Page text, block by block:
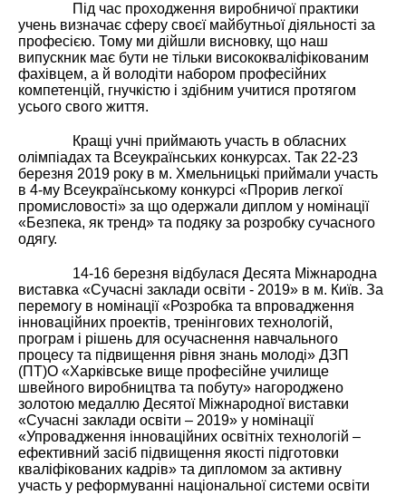
Під час проходження виробничої практики
учень визначає сферу своєї майбутньої діяльності за
професією. Тому ми дійшли висновку, що наш
випускник має бути не тільки висококваліфікованим
фахівцем, а й володіти набором професійних
компетенцій, гнучкістю і здібним учитися протягом
усього свого життя.
Кращі учні приймають участь в обласних
олімпіадах та Всеукраїнських конкурсах. Так 22-23
березня 2019 року в м. Хмельницькі приймали участь
в 4-му Всеукраїнському конкурсі «Прорив легкої
промисловості» за що одержали диплом у номінації
«Безпека, як тренд» та подяку за розробку сучасного
одягу.
14-16 березня відбулася Десята Міжнародна
виставка «Сучасні заклади освіти - 2019» в м. Київ. За
перемогу в номінації «Розробка та впровадження
інноваційних проектів, тренінгових технологій,
програм і рішень для осучаснення навчального
процесу та підвищення рівня знань молоді» ДЗП
(ПТ)О «Харківське вище професійне училище
швейного виробництва та побуту» нагороджено
золотою медаллю Десятої Міжнародної виставки
«Сучасні заклади освіти – 2019» у номінації
«Упровадження інноваційних освітніх технологій –
ефективний засіб підвищення якості підготовки
кваліфікованих кадрів» та дипломом за активну
участь у реформуванні національної системи освіти